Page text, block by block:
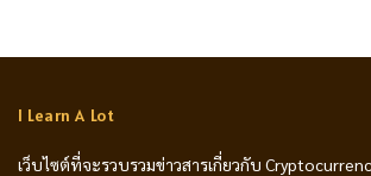
I Learn A Lot
เว็บไซต์ที่จะรวบรวมข่าวสารเกี่ยวกับ